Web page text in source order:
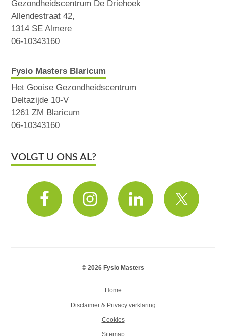
Gezondheidscentrum De Driehoek
Allendestraat 42,
1314 SE Almere
06-10343160
Fysio Masters Blaricum
Het Gooise Gezondheidscentrum
Deltazijde 10-V
1261 ZM Blaricum
06-10343160
VOLGT U ONS AL?
© 2026 Fysio Masters
Home
Disclaimer & Privacy verklaring
Cookies
Sitemap